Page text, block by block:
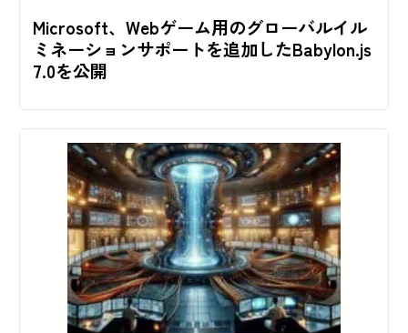
Microsoft、Webゲーム用のグローバルイル
ミネーションサポートを追加したBabylon.js
7.0を公開